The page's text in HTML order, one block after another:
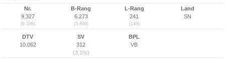
Nr.
9.327
(9.336)
B-Rang
6.273
(3.890)
L-Rang
241
(149)
Land
SN
DTV
10.062
SV
312
(3,1%)
BPL
VB